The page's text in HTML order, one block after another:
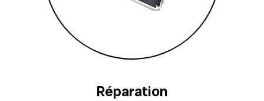
Réparation